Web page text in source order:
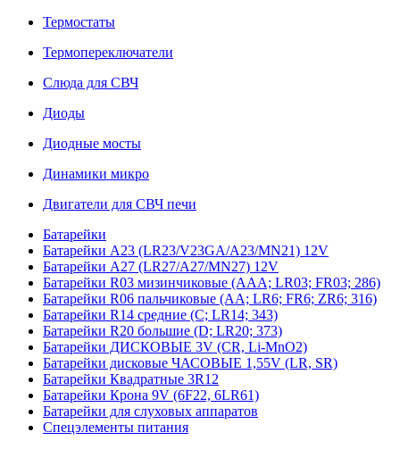
Термостаты
Термопереключатели
Слюда для СВЧ
Диоды
Диодные мосты
Динамики микро
Двигатели для СВЧ печи
Батарейки
Батарейки A23 (LR23/V23GA/A23/MN21) 12V
Батарейки A27 (LR27/A27/MN27) 12V
Батарейки R03 мизинчиковые (AAA; LR03; FR03; 286)
Батарейки R06 пальчиковые (AA; LR6; FR6; ZR6; 316)
Батарейки R14 средние (C; LR14; 343)
Батарейки R20 большие (D; LR20; 373)
Батарейки ДИСКОВЫЕ 3V (CR, Li-MnO2)
Батарейки дисковые ЧАСОВЫЕ 1,55V (LR, SR)
Батарейки Квадратные 3R12
Батарейки Крона 9V (6F22, 6LR61)
Батарейки для слуховых аппаратов
Спецэлементы питания